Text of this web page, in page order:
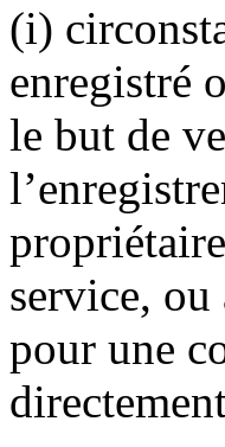
(i)
enregistré
le but de
service,
pour une